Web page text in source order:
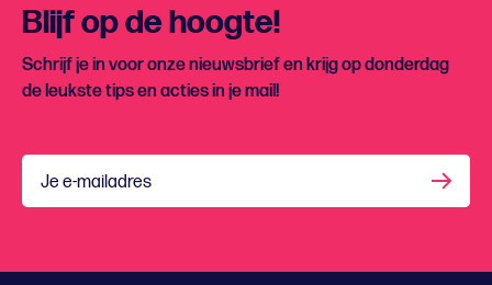
Blijf op de hoogte!
Schrijf je in voor onze nieuwsbrief en krijg op donderdag
de leukste tips en acties in je mail!
Je e-mailadres